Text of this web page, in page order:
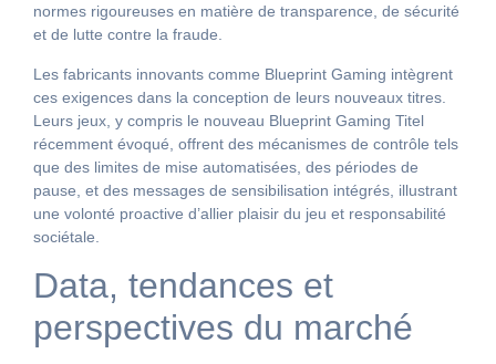
normes rigoureuses en matière de transparence, de sécurité
et de lutte contre la fraude.
Les fabricants innovants comme Blueprint Gaming intègrent
ces exigences dans la conception de leurs nouveaux titres.
Leurs jeux, y compris le nouveau Blueprint Gaming Titel
récemment évoqué, offrent des mécanismes de contrôle tels
que des limites de mise automatisées, des périodes de
pause, et des messages de sensibilisation intégrés, illustrant
une volonté proactive d’allier plaisir du jeu et responsabilité
sociétale.
Data, tendances et
perspectives du marché